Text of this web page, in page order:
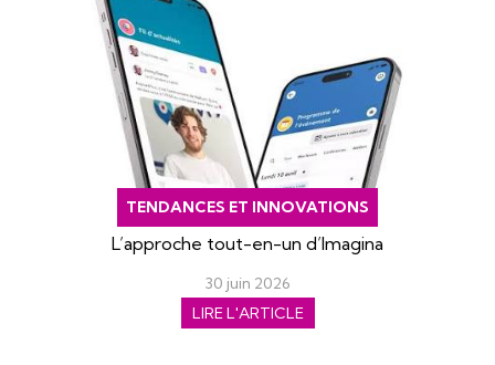
TENDANCES ET INNOVATIONS
L’approche tout-en-un d’Imagina
30 juin 2026
LIRE L'ARTICLE